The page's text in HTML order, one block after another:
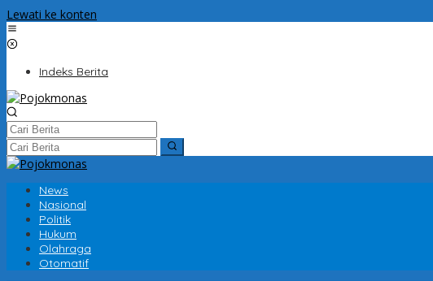
Lewati ke konten
Indeks Berita
News
Nasional
Politik
Hukum
Olahraga
Otomatif